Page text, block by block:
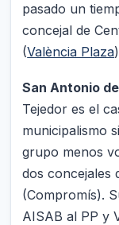
pasado un
concejal de
(València Plaza
San Antonio
Tejedor es el
municipalismo
grupo menos
dos concejales
(Compromís).
AISAB al PP y